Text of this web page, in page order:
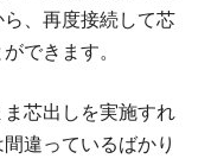
、再度接続して芯
できます。
芯出しを実施すれ
違っているばかり